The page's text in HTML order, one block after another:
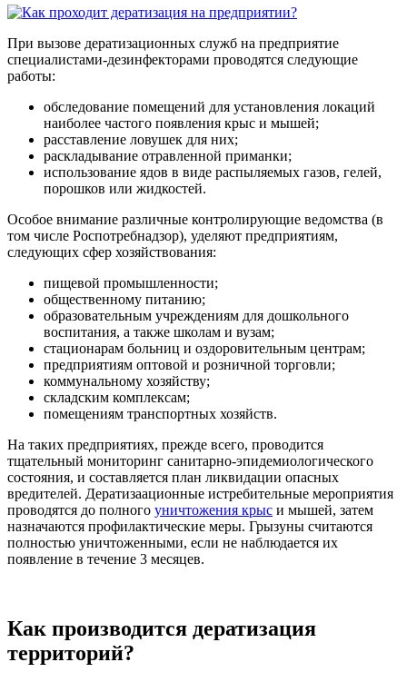
При вызове дератизационных служб на предприятие
специалистами-дезинфекторами проводятся следующие
работы:
обследование помещений для установления локаций
наиболее частого появления крыс и мышей;
расставление ловушек для них;
раскладывание отравленной приманки;
использование ядов в виде распыляемых газов, гелей,
порошков или жидкостей.
Особое внимание различные контролирующие ведомства (в
том числе Роспотребнадзор), уделяют предприятиям,
следующих сфер хозяйствования:
пищевой промышленности;
общественному питанию;
образовательным учреждениям для дошкольного
воспитания, а также школам и вузам;
стационарам больниц и оздоровительным центрам;
предприятиям оптовой и розничной торговли;
коммунальному хозяйству;
складским комплексам;
помещениям транспортных хозяйств.
На таких предприятиях, прежде всего, проводится
тщательный мониторинг санитарно-эпидемиологического
состояния, и составляется план ликвидации опасных
вредителей. Дератизаационные истребительные мероприятия
проводятся до полного уничтожения крыс и мышей, затем
назначаются профилактические меры. Грызуны считаются
полностью уничтоженными, если не наблюдается их
появление в течение 3 месяцев.
Как производится дератизация
территорий?